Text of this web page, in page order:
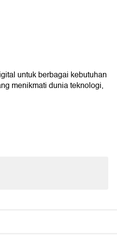
untuk berbagai kebutuhan
menikmati dunia teknologi,